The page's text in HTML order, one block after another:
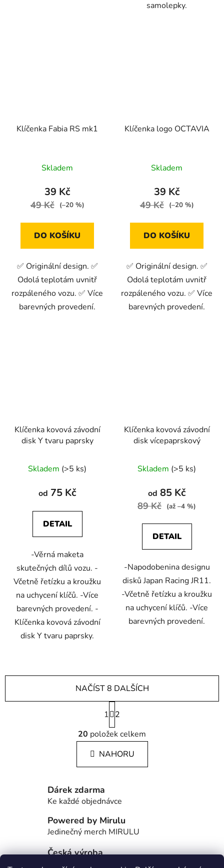
samolepky.
Klíčenka Fabia RS mk1
Skladem
39 Kč
49 Kč (–20 %)
DO KOŠÍKU
✅ Originální design. ✅
Odolá teplotám uvnitř
rozpáleného vozu. ✅ Více
barevných provedení.
Klíčenka logo OCTAVIA
Skladem
39 Kč
49 Kč (–20 %)
DO KOŠÍKU
✅ Originální design. ✅
Odolá teplotám uvnitř
rozpáleného vozu. ✅ Více
barevných provedení.
Klíčenka kovová závodní
disk Y tvaru paprsky
Skladem (>5 ks)
od 75 Kč
DETAIL
-Věrná maketa
skutečných dílů vozu. -
Včetně řetízku a kroužku
na uchycení klíčů. -Více
barevných provedení. -
Klíčenka kovová závodní
disk Y tvaru paprsky.
Klíčenka kovová závodní
disk vícepaprskový
Skladem (>5 ks)
od 85 Kč
89 Kč (až –4 %)
DETAIL
-Napodobenina designu
disků Japan Racing JR11.
-Včetně řetízku a kroužku
na uchycení klíčů. -Více
barevných provedení.
O
v
l
á
d
í
r
v
k
y
NAČÍST 8 DALŠÍCH
S
t
r
á
n
k
í
1
2
20 položek celkem
NAHORU
Dárek zdarma
Ke každé objednávce
Powered by Mirulu
Jedinečný merch MIRULU
Česká výroba
Většinu produktů si vyrábíme sami